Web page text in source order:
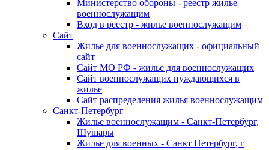
Министерство обороны - реестр жилье
военнослужащим
Вход в реестр - жилье военнослужащим
Сайт
Жилье для военнослужащих - официальный
сайт
Сайт МО РФ - жилье для военнослужащих
Сайт военнослужащих нуждающихся в
жилье
Сайт распределения жилья военнослужащим
Санкт-Петербург
Жилье военнослужащим - Санкт-Петербург,
Шушары
Жилье для военных - Санкт Петербург, г